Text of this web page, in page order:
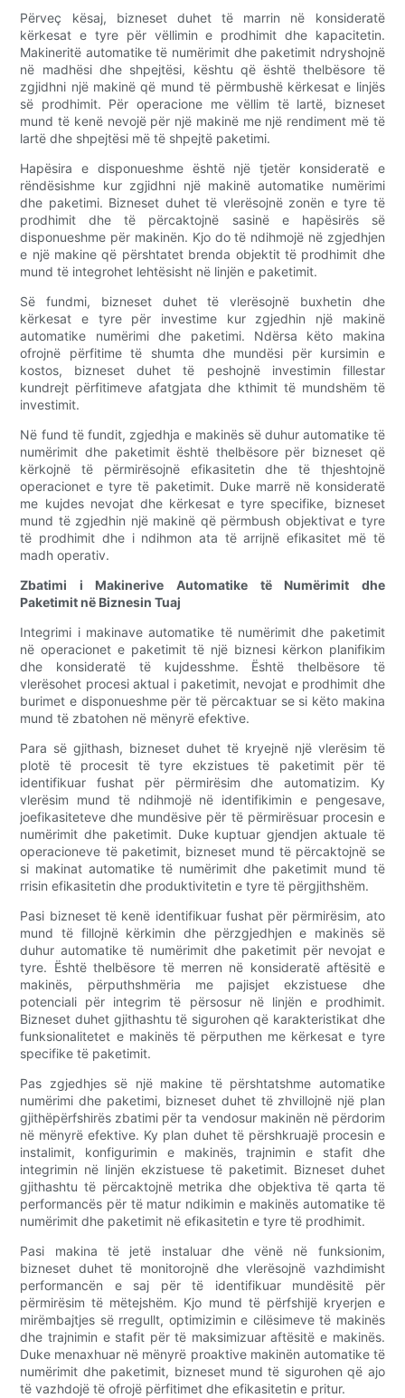
Përveç kësaj, bizneset duhet të marrin në konsideratë
kërkesat e tyre për vëllimin e prodhimit dhe kapacitetin.
Makineritë automatike të numërimit dhe paketimit ndryshojnë
në madhësi dhe shpejtësi, kështu që është thelbësore të
zgjidhni një makinë që mund të përmbushë kërkesat e linjës
së prodhimit. Për operacione me vëllim të lartë, bizneset
mund të kenë nevojë për një makinë me një rendiment më të
lartë dhe shpejtësi më të shpejtë paketimi.
Hapësira e disponueshme është një tjetër konsideratë e
rëndësishme kur zgjidhni një makinë automatike numërimi
dhe paketimi. Bizneset duhet të vlerësojnë zonën e tyre të
prodhimit dhe të përcaktojnë sasinë e hapësirës së
disponueshme për makinën. Kjo do të ndihmojë në zgjedhjen
e një makine që përshtatet brenda objektit të prodhimit dhe
mund të integrohet lehtësisht në linjën e paketimit.
Së fundmi, bizneset duhet të vlerësojnë buxhetin dhe
kërkesat e tyre për investime kur zgjedhin një makinë
automatike numërimi dhe paketimi. Ndërsa këto makina
ofrojnë përfitime të shumta dhe mundësi për kursimin e
kostos, bizneset duhet të peshojnë investimin fillestar
kundrejt përfitimeve afatgjata dhe kthimit të mundshëm të
investimit.
Në fund të fundit, zgjedhja e makinës së duhur automatike të
numërimit dhe paketimit është thelbësore për bizneset që
kërkojnë të përmirësojnë efikasitetin dhe të thjeshtojnë
operacionet e tyre të paketimit. Duke marrë në konsideratë
me kujdes nevojat dhe kërkesat e tyre specifike, bizneset
mund të zgjedhin një makinë që përmbush objektivat e tyre
të prodhimit dhe i ndihmon ata të arrijnë efikasitet më të
madh operativ.
Zbatimi i Makinerive Automatike të Numërimit dhe
Paketimit në Biznesin Tuaj
Integrimi i makinave automatike të numërimit dhe paketimit
në operacionet e paketimit të një biznesi kërkon planifikim
dhe konsideratë të kujdesshme. Është thelbësore të
vlerësohet procesi aktual i paketimit, nevojat e prodhimit dhe
burimet e disponueshme për të përcaktuar se si këto makina
mund të zbatohen në mënyrë efektive.
Para së gjithash, bizneset duhet të kryejnë një vlerësim të
plotë të procesit të tyre ekzistues të paketimit për të
identifikuar fushat për përmirësim dhe automatizim. Ky
vlerësim mund të ndihmojë në identifikimin e pengesave,
joefikasiteteve dhe mundësive për të përmirësuar procesin e
numërimit dhe paketimit. Duke kuptuar gjendjen aktuale të
operacioneve të paketimit, bizneset mund të përcaktojnë se
si makinat automatike të numërimit dhe paketimit mund të
rrisin efikasitetin dhe produktivitetin e tyre të përgjithshëm.
Pasi bizneset të kenë identifikuar fushat për përmirësim, ato
mund të fillojnë kërkimin dhe përzgjedhjen e makinës së
duhur automatike të numërimit dhe paketimit për nevojat e
tyre. Është thelbësore të merren në konsideratë aftësitë e
makinës, përputhshmëria me pajisjet ekzistuese dhe
potenciali për integrim të përsosur në linjën e prodhimit.
Bizneset duhet gjithashtu të sigurohen që karakteristikat dhe
funksionalitetet e makinës të përputhen me kërkesat e tyre
specifike të paketimit.
Pas zgjedhjes së një makine të përshtatshme automatike
numërimi dhe paketimi, bizneset duhet të zhvillojnë një plan
gjithëpërfshirës zbatimi për ta vendosur makinën në përdorim
në mënyrë efektive. Ky plan duhet të përshkruajë procesin e
instalimit, konfigurimin e makinës, trajnimin e stafit dhe
integrimin në linjën ekzistuese të paketimit. Bizneset duhet
gjithashtu të përcaktojnë metrika dhe objektiva të qarta të
performancës për të matur ndikimin e makinës automatike të
numërimit dhe paketimit në efikasitetin e tyre të prodhimit.
Pasi makina të jetë instaluar dhe vënë në funksionim,
bizneset duhet të monitorojnë dhe vlerësojnë vazhdimisht
performancën e saj për të identifikuar mundësitë për
përmirësim të mëtejshëm. Kjo mund të përfshijë kryerjen e
mirëmbajtjes së rregullt, optimizimin e cilësimeve të makinës
dhe trajnimin e stafit për të maksimizuar aftësitë e makinës.
Duke menaxhuar në mënyrë proaktive makinën automatike të
numërimit dhe paketimit, bizneset mund të sigurohen që ajo
të vazhdojë të ofrojë përfitimet dhe efikasitetin e pritur.